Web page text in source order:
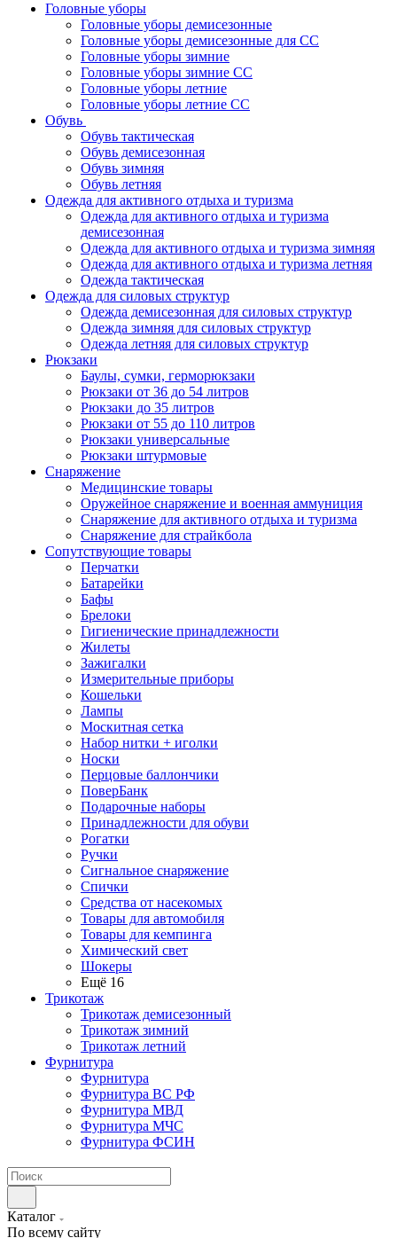
Головные уборы
Головные уборы демисезонные
Головные уборы демисезонные для СС
Головные уборы зимние
Головные уборы зимние СС
Головные уборы летние
Головные уборы летние СС
Обувь
Обувь тактическая
Обувь демисезонная
Обувь зимняя
Обувь летняя
Одежда для активного отдыха и туризма
Одежда для активного отдыха и туризма
демисезонная
Одежда для активного отдыха и туризма зимняя
Одежда для активного отдыха и туризма летняя
Одежда тактическая
Одежда для силовых структур
Одежда демисезонная для силовых структур
Одежда зимняя для силовых структур
Одежда летняя для силовых структур
Рюкзаки
Баулы, сумки, герморюкзаки
Рюкзаки от 36 до 54 литров
Рюкзаки до 35 литров
Рюкзаки от 55 до 110 литров
Рюкзаки универсальные
Рюкзаки штурмовые
Снаряжение
Медицинские товары
Оружейное снаряжение и военная аммуниция
Снаряжение для активного отдыха и туризма
Снаряжение для страйкбола
Сопутствующие товары
Перчатки
Батарейки
Бафы
Брелоки
Гигиенические принадлежности
Жилеты
Зажигалки
Измерительные приборы
Кошельки
Лампы
Москитная сетка
Набор нитки + иголки
Носки
Перцовые баллончики
ПоверБанк
Подарочные наборы
Принадлежности для обуви
Рогатки
Ручки
Сигнальное снаряжение
Спички
Средства от насекомых
Товары для автомобиля
Товары для кемпинга
Химический свет
Шокеры
Ещё 16
Трикотаж
Трикотаж демисезонный
Трикотаж зимний
Трикотаж летний
Фурнитура
Фурнитура
Фурнитура ВС РФ
Фурнитура МВД
Фурнитура МЧС
Фурнитура ФСИН
Каталог
По всему сайту